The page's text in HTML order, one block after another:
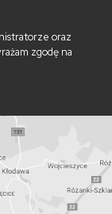
oraz
zgodę na